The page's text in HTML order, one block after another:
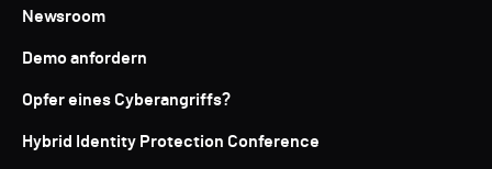
Newsroom
Demo anfordern
Opfer eines Cyberangriffs?
Hybrid Identity Protection Conference